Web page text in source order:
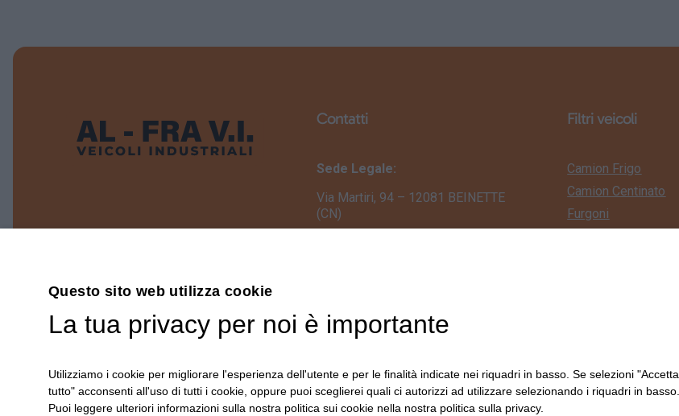
Contatti
Sede Legale:
Via Martiri, 94 – 12081 BEINETTE
(CN)
+39.0171.38.53.15
info@al-fra.com
Scrivici su WhatsApp
Filtri veicoli
Camion Frigo
Camion Centinato
Furgoni
Questo sito web utilizza cookie
La tua privacy per noi è importante
Utilizziamo i cookie per migliorare l'esperienza dell'utente e per le finalità indicate nei riquadri in basso. Se selezioni "Accetta
tutto" acconsenti all'uso di tutti i cookie, oppure puoi sceglierei quali ci autorizzi ad utilizzare selezionando i riquadri in basso.
Puoi leggere ulteriori informazioni sulla nostra politica sui cookie nella nostra politica sulla privacy.